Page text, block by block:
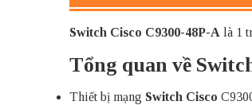
Switch Cisco C9300-48P-A là 1
Tổng quan về
Thiết bị mạng Switch Cisco